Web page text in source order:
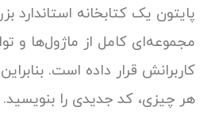
پایتون یک کتابخانه استاندارد
مجموعه‌ای کامل از ماژول‌ها و
کاربرانش قرار داده است.
هر چیزی، کد جدیدی را بنویسید.